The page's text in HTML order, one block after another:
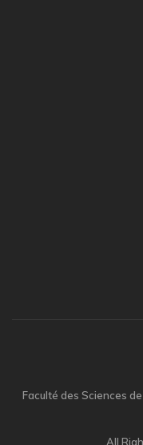
© 2026 - Faculté des
All